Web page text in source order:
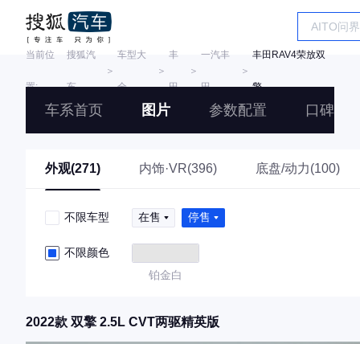
当前位
置:
搜狐汽
车
＞
车型大
全
＞
丰
田
＞
一汽丰
田
＞
丰田RAV4荣放双
擎
车系首页 图片 参数配置 口碑
外观(271) 内饰·VR(396) 底盘/动力(100)
不限车型 在售 停售
不限颜色
铂金白
2022款 双擎 2.5L CVT两驱精英版